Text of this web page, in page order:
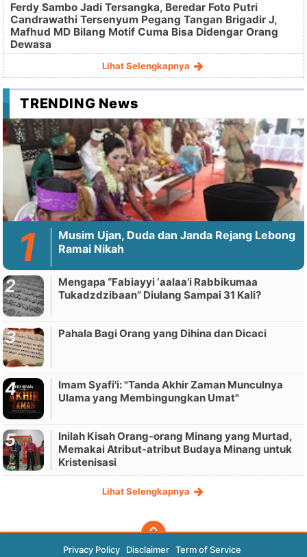
Ferdy Sambo Jadi Tersangka, Beredar Foto Putri
Candrawathi Tersenyum Pegang Tangan Brigadir J,
Mafhud MD Bilang Motif Cuma Bisa Didengar Orang
Dewasa
Lihat Selengkapnya
TRENDING News
Musim Ujan, Duda dan Janda Rejang Lebong
Ramai Nikah
Mengapa “Fabiayyi ‘aalaa’i Rabbikumaa
Tukadzdzibaan” Diulang Sampai 31 Kali?
Pahala Bagi Orang yang Dihina dan Dicaci
Imam Syafi'i: "Tanda Akhir Zaman Munculnya
Ulama yang Membingungkan Umat"
Inilah Kisah Orang-orang Minang yang Murtad,
Memakai Atribut-atribut Budaya Minang untuk
Kristenisasi
Lihat Selengkapnya
Privacy Policy Disclaimer Term of Service